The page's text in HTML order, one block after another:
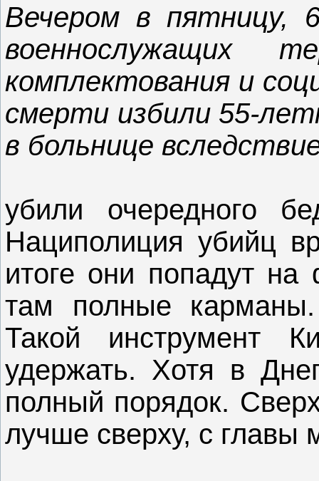
Вечером в пятницу,
военнослужащих
комплектования и
смерти избили 55-
в больнице
убили очередного
Нациполиция убийц
итоге они попадут на
там полные
Такой инструмент
удержать. Хотя в
полный порядок.
лучше сверху, с главы